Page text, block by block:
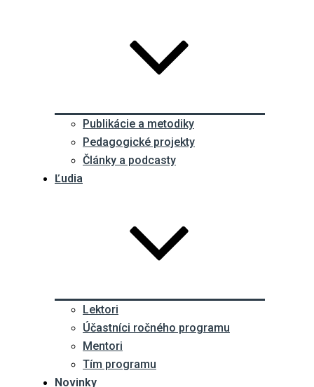
Publikácie a metodiky
Pedagogické projekty
Články a podcasty
Ľudia
Lektori
Účastníci ročného programu
Mentori
Tím programu
Novinky